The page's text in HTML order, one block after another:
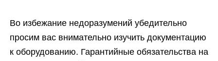
Во избежание недоразумений убедительно
просим вас внимательно изучить документацию
к оборудованию. Гарантийные обязательства на